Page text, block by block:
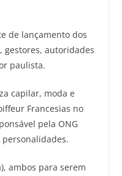
de lançamento dos
gestores, autoridades
paulista.
capilar, moda e
Francesias no
pela ONG
ambos para serem